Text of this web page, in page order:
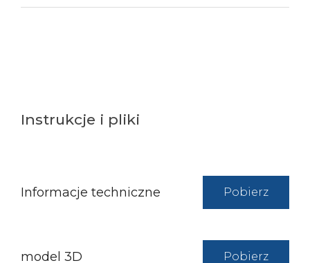
Instrukcje i pliki
Informacje techniczne Pobierz
model 3D Pobierz